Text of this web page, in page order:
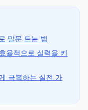
말문 트는 법
율적으로 실력을 키
극복하는 실전 가